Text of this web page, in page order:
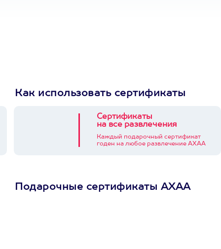
Как использовать сертификаты
Сертификаты
на все развлечения
Каждый подарочный сертификат
годен на любое развлечение АХАА
Подарочные сертификаты АХАА